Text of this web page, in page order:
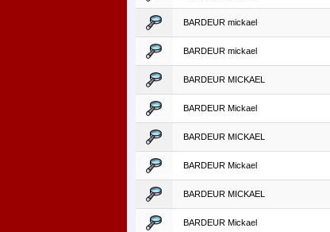
BARDEUR mickael
BARDEUR mickael
BARDEUR MICKAEL
BARDEUR Mickael
BARDEUR MICKAEL
BARDEUR Mickael
BARDEUR MICKAEL
BARDEUR Mickael